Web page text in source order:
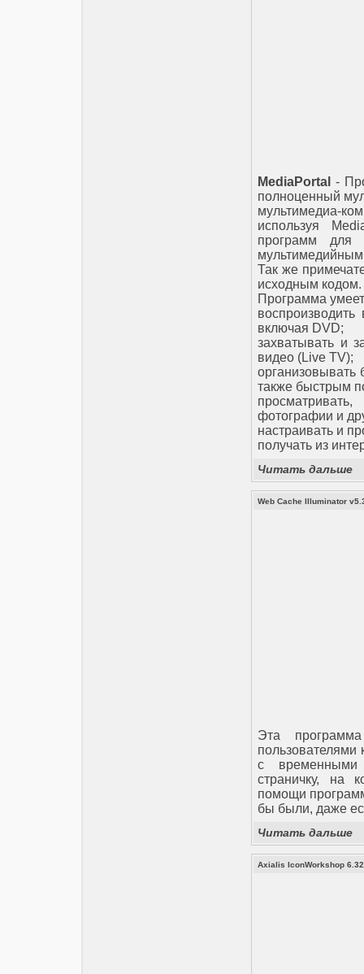
MediaPortal -
полноценный
мультимедиа-
используя
программ для
Так же
исходным кодом.
Программа
включая DVD;
захватывать и
видео (Live TV);
организовывать
также быстрым
фотографии и
настраивать и
получать из
Читать дальше
Web Cache Illuminator
Эта
с временными
страничку, на
помощи
бы были, даже
Читать дальше
Axialis IconWorkshop